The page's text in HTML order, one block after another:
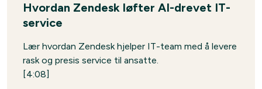
Hvordan Zendesk løfter AI-drevet IT-
service
Lær hvordan Zendesk hjelper IT-team med å levere
rask og presis service til ansatte.
[4:08]